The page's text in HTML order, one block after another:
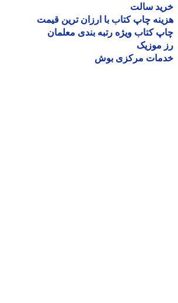
سالت
چاپ کتاب با ارزان ترین قیمت
کتاب ویژه رتبه بندی معلمان
موزیک
مرکزی بوش